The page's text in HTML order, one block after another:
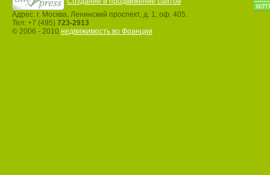
Адрес: г. Москва, Ленинский проспект, д. 1, оф. 405.
Тел: +7 (495) 723-2913
© 2006 - 2010 недвижимость во Франции